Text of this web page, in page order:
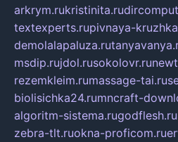
arkrym.rukristinita.ru
textexperts.rupivnaya-
demolalapaluza.ru
msdip.rujdol.rusokolovr.ru
rezemkleim.rumassage-tai.ru
biolisichka24.rumncraft-
algoritm-sistema.rugodflesh.ru
zebra-tlt.ruokna-proficom.ru